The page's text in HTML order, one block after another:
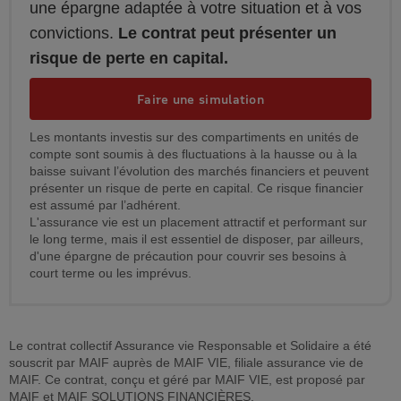
une épargne adaptée à votre situation et à vos
convictions. Le contrat peut présenter un
risque de perte en capital.
Faire une simulation
Les montants investis sur des compartiments en unités de
compte sont soumis à des fluctuations à la hausse ou à la
baisse suivant l’évolution des marchés financiers et peuvent
présenter un risque de perte en capital. Ce risque financier
est assumé par l’adhérent.
L'assurance vie est un placement attractif et performant sur
le long terme, mais il est essentiel de disposer, par ailleurs,
d'une épargne de précaution pour couvrir ses besoins à
court terme ou les imprévus.
Le contrat collectif Assurance vie Responsable et Solidaire a été
souscrit par MAIF auprès de MAIF VIE, filiale assurance vie de
MAIF. Ce contrat, conçu et géré par MAIF VIE, est proposé par
MAIF et MAIF SOLUTIONS FINANCIÈRES.